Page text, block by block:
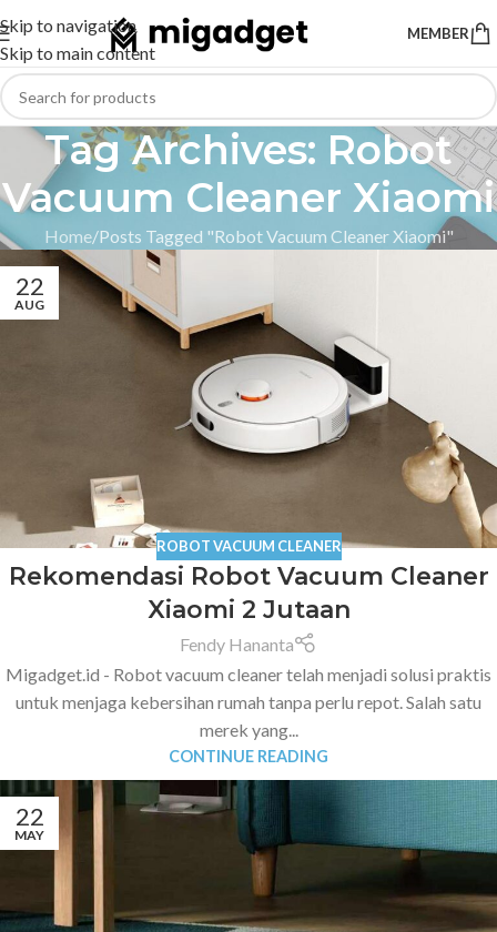
Skip to navigation
Skip to main content
MEMBER
Tag Archives: Robot
Vacuum Cleaner Xiaomi
Home Posts Tagged "Robot Vacuum Cleaner Xiaomi"
22
AUG
ROBOT VACUUM CLEANER
Rekomendasi Robot Vacuum Cleaner
Xiaomi 2 Jutaan
Fendy Hananta
Migadget.id - Robot vacuum cleaner telah menjadi solusi praktis
untuk menjaga kebersihan rumah tanpa perlu repot. Salah satu
merek yang...
CONTINUE READING
22
MAY